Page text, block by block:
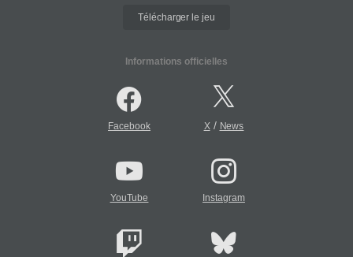
Télécharger le jeu
Informations officielles
Facebook X/ News
YouTube Instagram